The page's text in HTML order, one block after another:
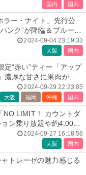
国内 国内
ラー・ナイト」先行公
ンク”が降臨＆ブルーロ
2024-09-04 23:19:33
大阪 国内
定“赤い”ティー「アップ
濃厚な甘さに果肉がア
2024-09-29 22:23:05
大阪 福岡 沖縄 国内
NO LIMIT！ カウントダ
ン乗り放題や約4,000
2024-09-27 16:18:56
大阪 国内
トレーゼの魅力感じる